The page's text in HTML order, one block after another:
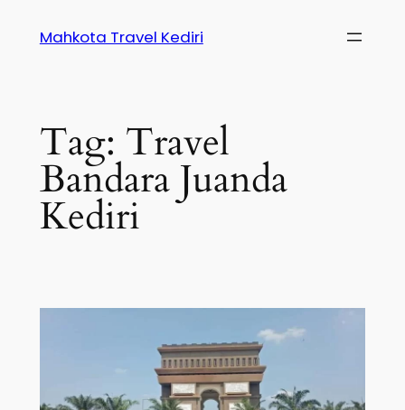
Mahkota Travel Kediri
Tag: Travel
Bandara Juanda
Kediri